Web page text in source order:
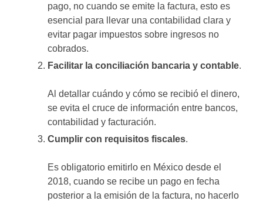
pago, no cuando se emite la factura, esto es
esencial para llevar una contabilidad clara y
evitar pagar impuestos sobre ingresos no
cobrados.
Facilitar la conciliación bancaria y contable.
Al detallar cuándo y cómo se recibió el dinero,
se evita el cruce de información entre bancos,
contabilidad y facturación.
Cumplir con requisitos fiscales.
Es obligatorio emitirlo en México desde el
2018, cuando se recibe un pago en fecha
posterior a la emisión de la factura, no hacerlo